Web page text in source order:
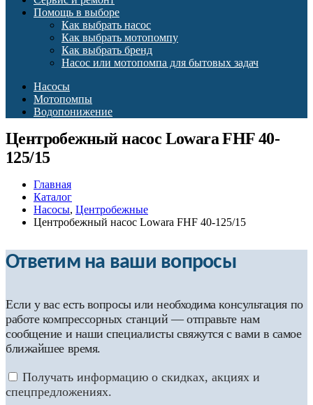
Помощь в выборе
Как выбрать насос
Как выбрать мотопомпу
Как выбрать бренд
Насос или мотопомпа для бытовых задач
Насосы
Мотопомпы
Водопонижение
Центробежный насос Lowara FHF 40-
125/15
Главная
Каталог
Насосы, Центробежные
Центробежный насос Lowara FHF 40-125/15
Ответим на ваши вопросы
Если у вас есть вопросы или необходима консультация по
работе компрессорных станций — отправьте нам
сообщение и наши специалисты свяжутся с вами в самое
ближайшее время.
Получать информацию о скидках, акциях и
спецпредложениях.